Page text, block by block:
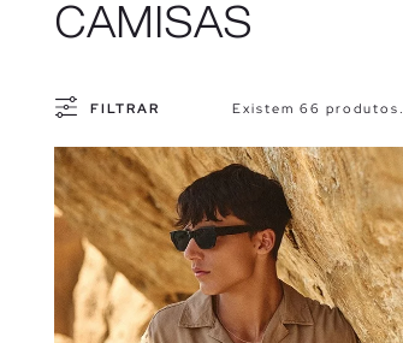
CAMISAS
FILTRAR Existem 66 produtos.